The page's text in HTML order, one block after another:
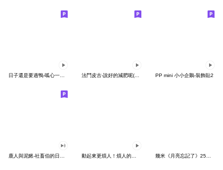
日子還是要過鴨-呱心一下鴨 法鬥皮古-說好的減肥呢(第15彈) PP mini 小小企鵝-裝飾貼2
幾米《月亮忘記了》25周年 x 晴天P莉